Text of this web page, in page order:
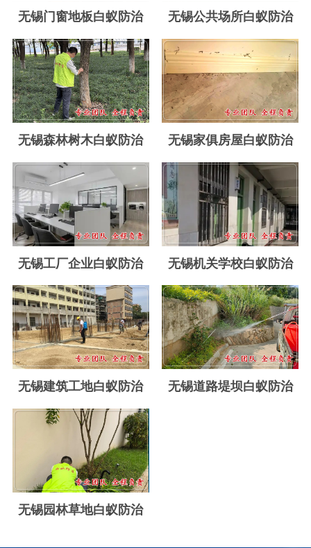
松阳白蚁防治
云和白蚁防治
庆元白蚁防治
景宁白蚁防治
台州白蚁防治
玉环白蚁防治
温岭白蚁防治
临海白蚁防治
三门白蚁防治
天台白蚁防治
仙居白蚁防治
广州白蚁防治
东莞白蚁防治
佛山白蚁防治
云浮白蚁防治
新兴白蚁防治
无锡门窗地板白蚁防治 无锡公共场所白蚁防治
无锡森林树木白蚁防治 无锡家俱房屋白蚁防治
无锡工厂企业白蚁防治 无锡机关学校白蚁防治
无锡建筑工地白蚁防治 无锡道路堤坝白蚁防治
无锡园林草地白蚁防治